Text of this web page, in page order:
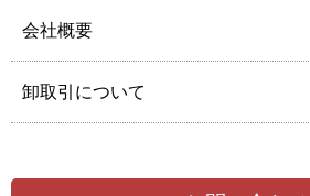
会社概要
卸取引について